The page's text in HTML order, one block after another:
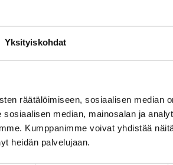
Yksityiskohdat
räätälöimiseen, sosiaalisen median
median, mainosalan ja
Kumppanimme voivat yhdistää
heidän palvelujaan.